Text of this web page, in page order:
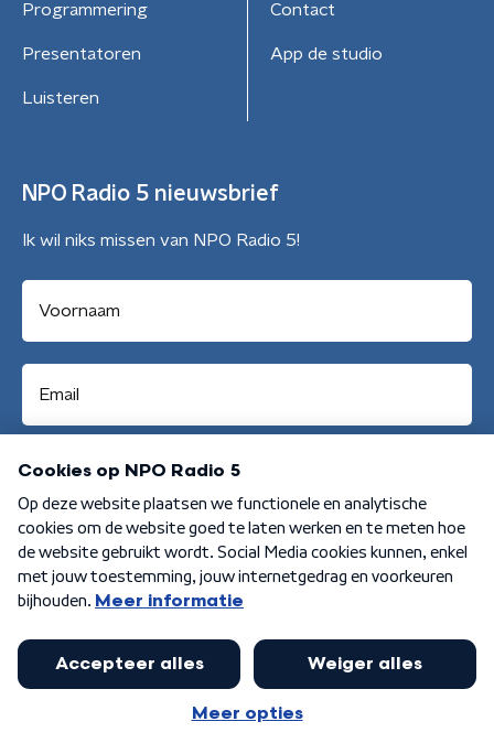
Programmering
Presentatoren
Luisteren
Contact
App de studio
NPO Radio 5 nieuwsbrief
Ik wil niks missen van NPO Radio 5!
Aanmelden
Algemene voorwaarden